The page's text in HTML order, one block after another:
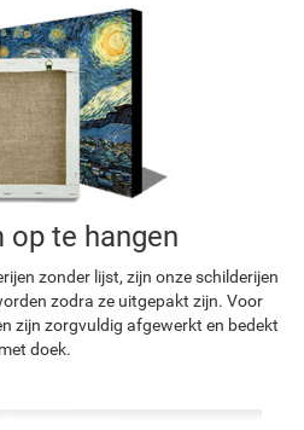
op te hangen
zonder lijst, zijn onze schilderijen
zodra ze uitgepakt zijn. Voor
zijn zorgvuldig afgewerkt en bedekt
met doek.